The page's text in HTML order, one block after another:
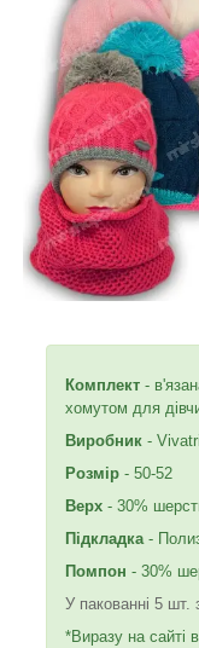
Комплект -
хомутом для
Виробник -
Розмір - 50-52
Верх - 30%
Підкладка -
Помпон - 30%
У пакованні 5
*Виразу на сайті